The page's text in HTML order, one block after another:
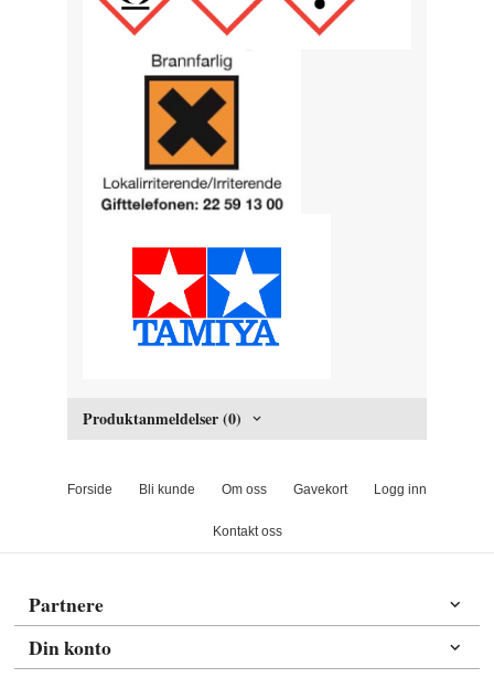
Produktanmeldelser (0)
Forside Bli kunde Om oss Gavekort Logg inn
Kontakt oss
Partnere
Din konto